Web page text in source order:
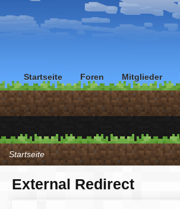
Startseite
External Redirect
Startseite Foren Mitglieder